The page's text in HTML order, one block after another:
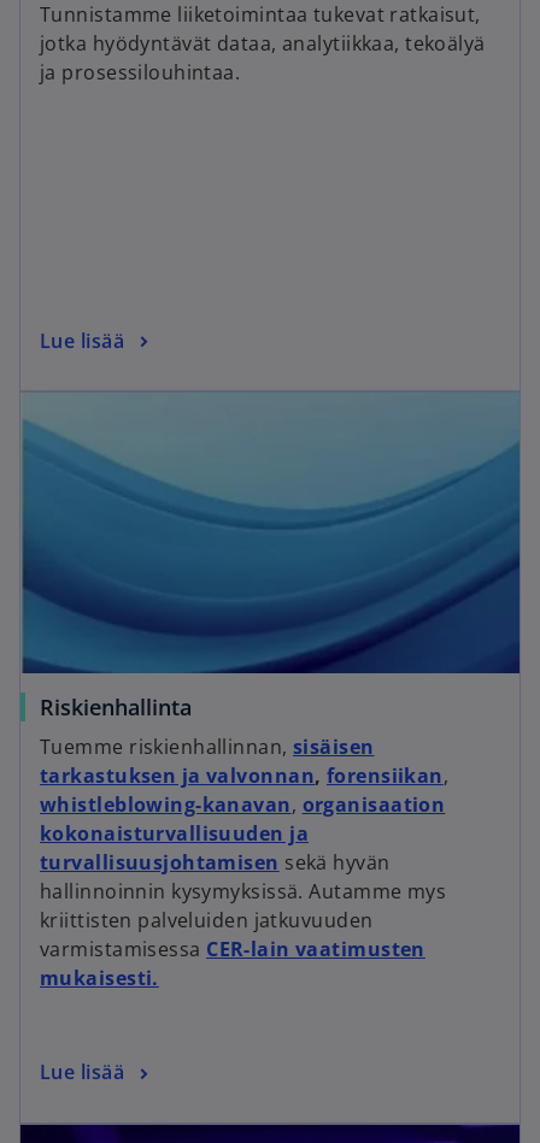
Tunnistamme liiketoimintaa tukevat ratkaisut,
jotka hyödyntävät dataa, analytiikkaa, tekoälyä
ja prosessilouhintaa.
Lue lisää
Riskienhallinta
Tuemme riskienhallinnan, sisäisen
tarkastuksen ja valvonnan, forensiikan,
whistleblowing-kanavan, organisaation
kokonaisturvallisuuden ja
turvallisuusjohtamisen sekä hyvän
hallinnoinnin kysymyksissä. Autamme mys
kriittisten palveluiden jatkuvuuden
varmistamisessa CER-lain vaatimusten
mukaisesti.
Lue lisää